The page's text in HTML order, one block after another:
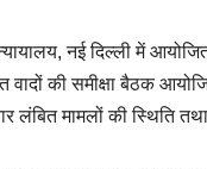
नई दिल्ली में
की समीक्षा बैठक
मामलों की स्थिति